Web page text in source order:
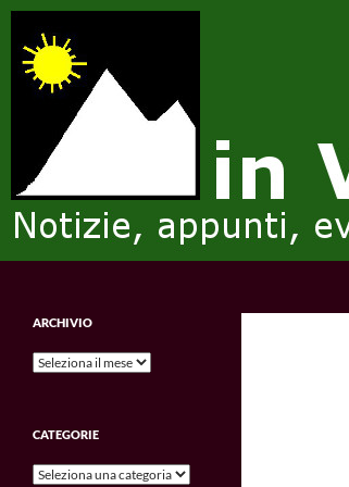
Vai
contenuto
Notizie, appunti, eventi, ricordi e
ARCHIVIO
Archivio
CATEGORIE
Categorie